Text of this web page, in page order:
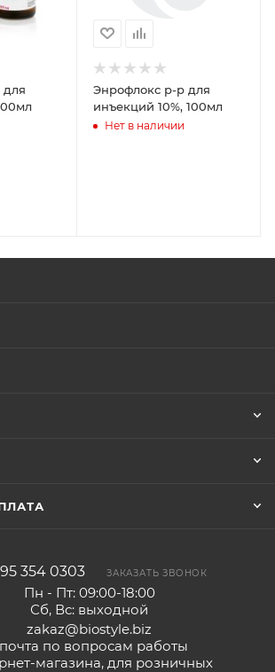
Энрофлокс р-р для
инъекций 10%, 100мл
Нет в наличии
354 0303 ЗАКАЗАТЬ ЗВОНОК
Пн - Пт: 09:00-18:00
Сб, Вс: выходной
zakaz@biostyle.biz
по вопросам работы
магазина, для розничных